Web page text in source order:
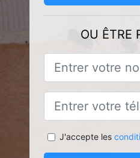
OU ÊTRE
J'accepte les